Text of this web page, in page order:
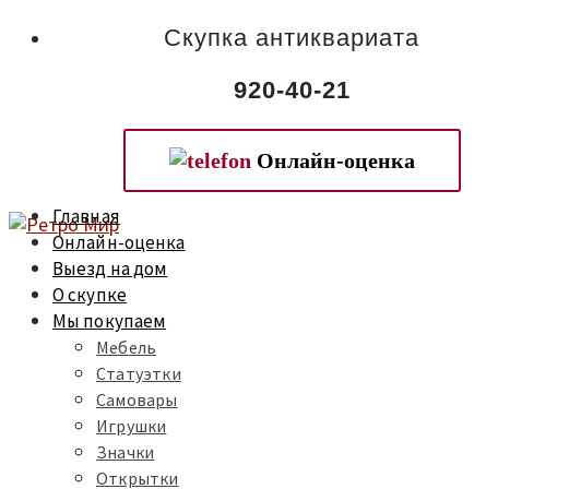
Скупка антиквариата
920-40-21
Онлайн-оценка
Главная
Онлайн-оценка
Выезд на дом
О скупке
Мы покупаем
Мебель
Статуэтки
Самовары
Игрушки
Значки
Открытки